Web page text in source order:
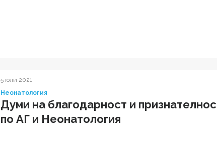
5 юли 2021
Неонатология
Думи на благодарност и
по АГ и Неонатология